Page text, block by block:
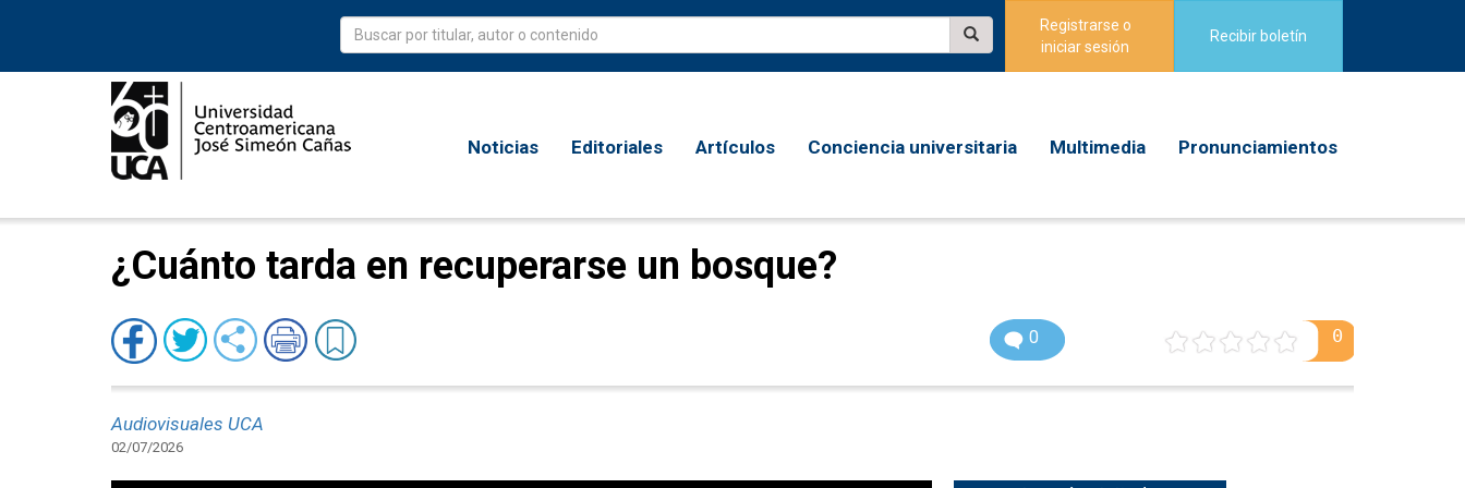
Registrarse o
iniciar sesión
Recibir boletín
Noticias Editoriales Artículos Conciencia universitaria Multimedia Pronunciamientos
¿Cuánto tarda en recuperarse un bosque?
0 0
Audiovisuales UCA
02/07/2026